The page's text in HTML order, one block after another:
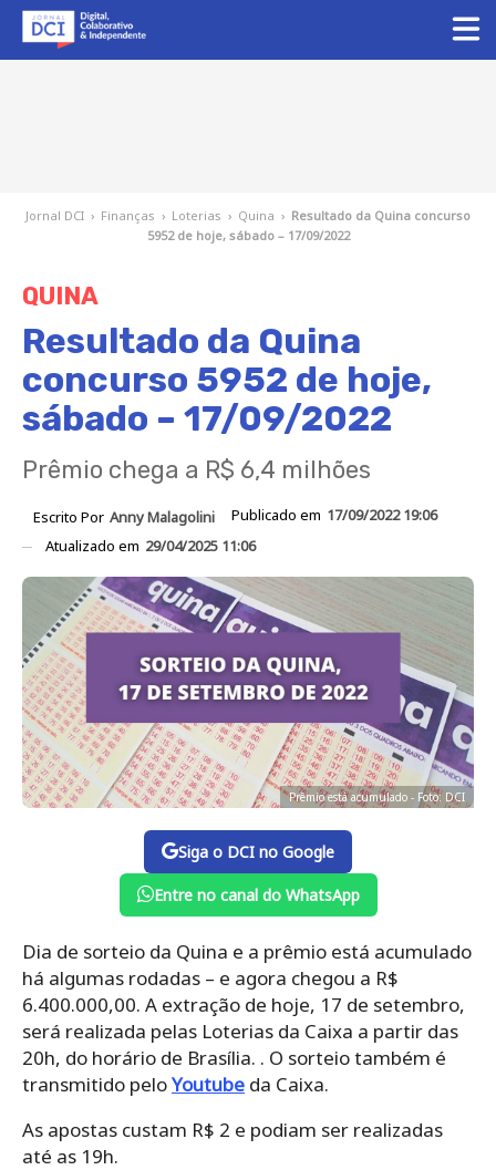
Jornal DCI › Finanças › Loterias › Quina › Resultado da Quina concurso
5952 de hoje, sábado – 17/09/2022
QUINA
Resultado da Quina
concurso 5952 de hoje,
sábado – 17/09/2022
Prêmio chega a R$ 6,4 milhões
Escrito Por Anny Malagolini Publicado em 17/09/2022 19:06
Atualizado em 29/04/2025 11:06
Prêmio está acumulado - Foto: DCI
Siga o DCI no Google
Entre no canal do WhatsApp
Dia de sorteio da Quina e a prêmio está acumulado
há algumas rodadas – e agora chegou a R$
6.400.000,00. A extração de hoje, 17 de setembro,
será realizada pelas Loterias da Caixa a partir das
20h, do horário de Brasília. . O sorteio também é
transmitido peloYoutube da Caixa.
As apostas custam R$ 2 e podiam ser realizadas
até as 19h.